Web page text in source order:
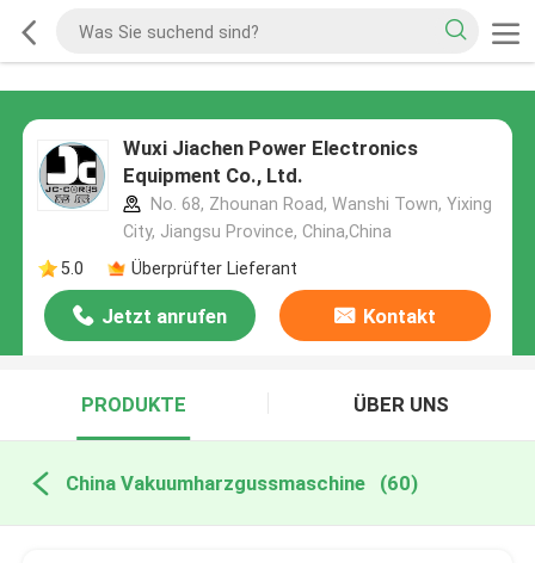
Wuxi Jiachen Power Electronics
Equipment Co., Ltd.
No. 68, Zhounan Road, Wanshi Town, Yixing
City, Jiangsu Province, China,China
5.0
Überprüfter Lieferant
Jetzt anrufen Kontakt
PRODUKTE ÜBER UNS
China Vakuumharzgussmaschine (60)